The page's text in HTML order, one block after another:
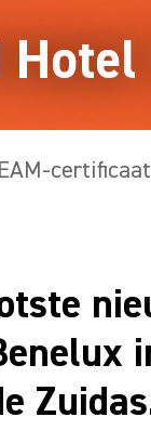
certificaat